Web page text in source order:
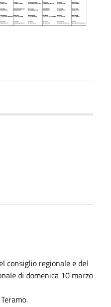
consiglio regionale e del
di domenica 10 marzo